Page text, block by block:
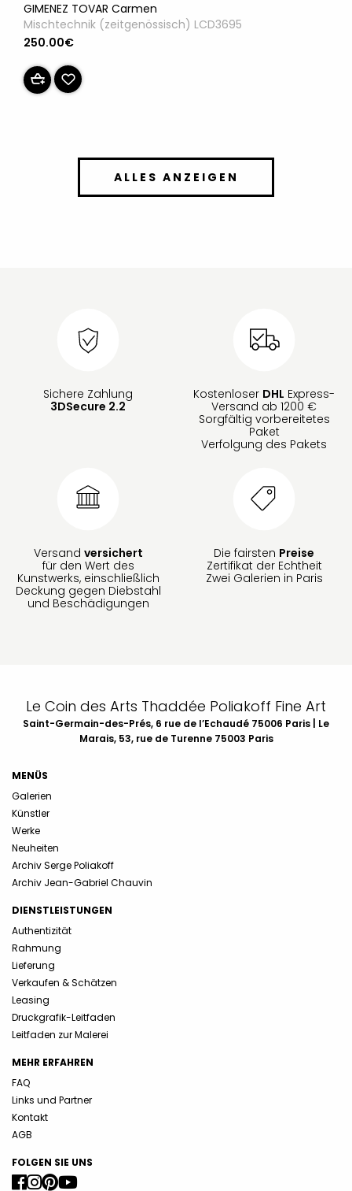
GIMENEZ TOVAR Carmen
Mischtechnik (zeitgenössisch) LCD3695
250.00€
ALLES ANZEIGEN
Sichere Zahlung
3DSecure 2.2
Kostenloser DHL Express-
Versand ab 1200 €
Sorgfältig vorbereitetes
Paket
Verfolgung des Pakets
Versand versichert
für den Wert des
Kunstwerks, einschließlich
Deckung gegen Diebstahl
und Beschädigungen
Die fairsten Preise
Zertifikat der Echtheit
Zwei Galerien in Paris
Le Coin des Arts Thaddée Poliakoff Fine Art
Saint-Germain-des-Prés, 6 rue de l’Echaudé 75006 Paris | Le
Marais, 53, rue de Turenne 75003 Paris
MENÜS
Galerien
Künstler
Werke
Neuheiten
Archiv Serge Poliakoff
Archiv Jean-Gabriel Chauvin
DIENSTLEISTUNGEN
Authentizität
Rahmung
Lieferung
Verkaufen & Schätzen
Leasing
Druckgrafik-Leitfaden
Leitfaden zur Malerei
MEHR ERFAHREN
FAQ
Links und Partner
Kontakt
AGB
FOLGEN SIE UNS